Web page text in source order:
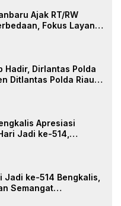
Ajak RT/RW
Fokus Layani
Hadir, Dirlantas Polda
Ditlantas Polda Riau
Apresiasi
Jadi ke-514,
Jadi ke-514 Bengkalis,
Semangat